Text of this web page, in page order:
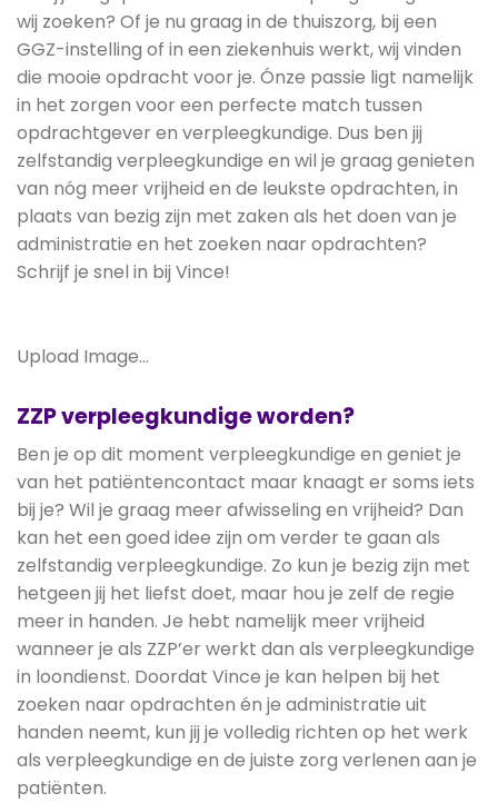
wij zoeken? Of je nu graag in de thuiszorg, bij een
GGZ-instelling of in een ziekenhuis werkt, wij vinden
die mooie opdracht voor je. Ónze passie ligt namelijk
in het zorgen voor een perfecte match tussen
opdrachtgever en verpleegkundige. Dus ben jij
zelfstandig verpleegkundige en wil je graag genieten
van nóg meer vrijheid en de leukste opdrachten, in
plaats van bezig zijn met zaken als het doen van je
administratie en het zoeken naar opdrachten?
Schrijf je snel in bij Vince!
Upload Image...
ZZP verpleegkundige worden?
Ben je op dit moment verpleegkundige en geniet je
van het patiëntencontact maar knaagt er soms iets
bij je? Wil je graag meer afwisseling en vrijheid? Dan
kan het een goed idee zijn om verder te gaan als
zelfstandig verpleegkundige. Zo kun je bezig zijn met
hetgeen jij het liefst doet, maar hou je zelf de regie
meer in handen. Je hebt namelijk meer vrijheid
wanneer je als ZZP’er werkt dan als verpleegkundige
in loondienst. Doordat Vince je kan helpen bij het
zoeken naar opdrachten én je administratie uit
handen neemt, kun jij je volledig richten op het werk
als verpleegkundige en de juiste zorg verlenen aan je
patiënten.